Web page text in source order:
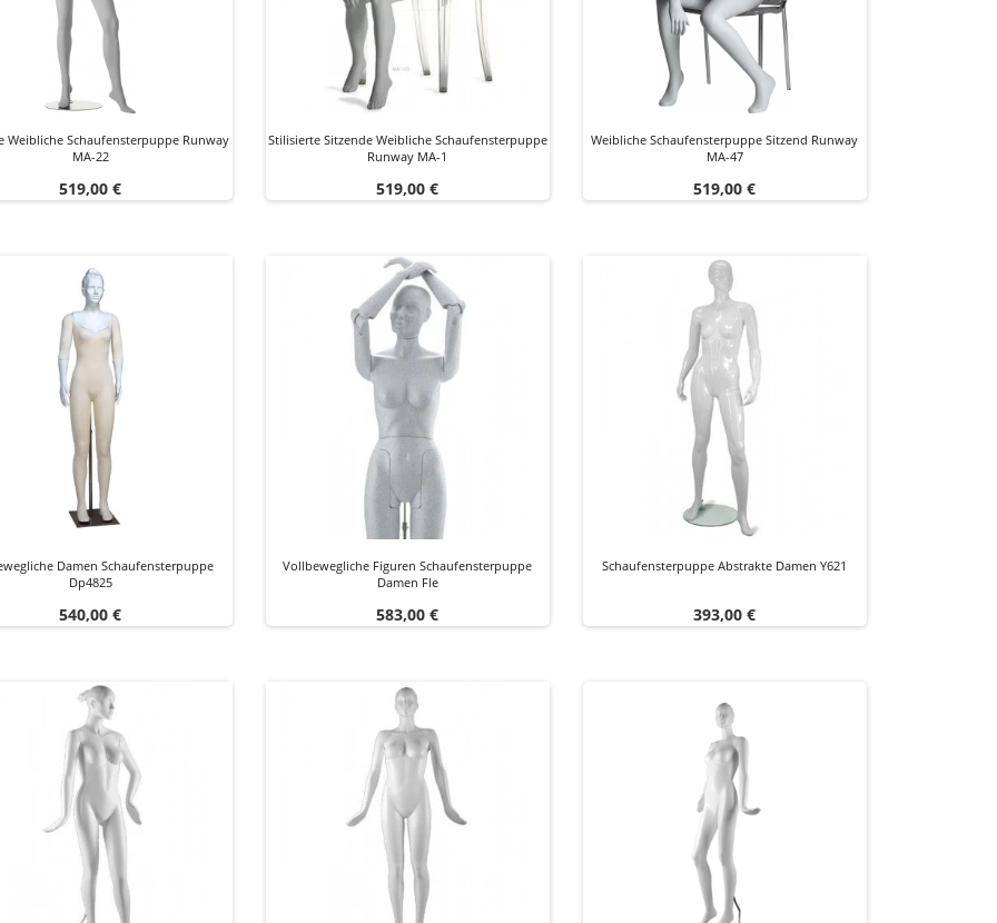
Weibliche Schaufensterpuppe Runway
MA-22
Preis
519,00 €
Stilisierte Sitzende Weibliche Schaufensterpuppe
Runway MA-1
Preis
519,00 €
Weibliche Schaufensterpuppe Sitzend Runway
MA-47
Preis
519,00 €
Damen Schaufensterpuppe
Dp4825
Preis
540,00 €
Vollbewegliche Figuren Schaufensterpuppe
Damen Fle
Preis
583,00 €
Schaufensterpuppe Abstrakte Damen Y621
Preis
393,00 €